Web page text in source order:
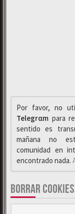
Por favor, no
Telegrαm para
sentido es
mañana no
comunidad en
encontrado nada.
BORRAR COOKIES